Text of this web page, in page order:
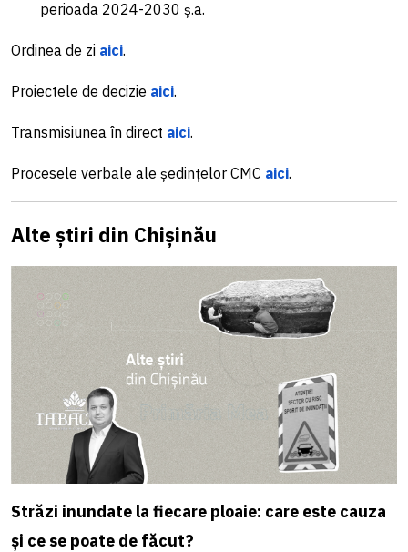
perioada 2024-2030 ș.a.
Ordinea de zi aici.
Proiectele de decizie aici.
Transmisiunea în direct aici.
Procesele verbale ale ședințelor CMC aici.
Alte știri din Chișinău
Străzi inundate la fiecare ploaie: care este cauza
și ce se poate de făcut?